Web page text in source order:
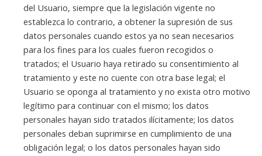
del Usuario, siempre que la legislación vigente no
establezca lo contrario, a obtener la supresión de sus
datos personales cuando estos ya no sean necesarios
para los fines para los cuales fueron recogidos o
tratados; el Usuario haya retirado su consentimiento al
tratamiento y este no cuente con otra base legal; el
Usuario se oponga al tratamiento y no exista otro motivo
legítimo para continuar con el mismo; los datos
personales hayan sido tratados ilícitamente; los datos
personales deban suprimirse en cumplimiento de una
obligación legal; o los datos personales hayan sido